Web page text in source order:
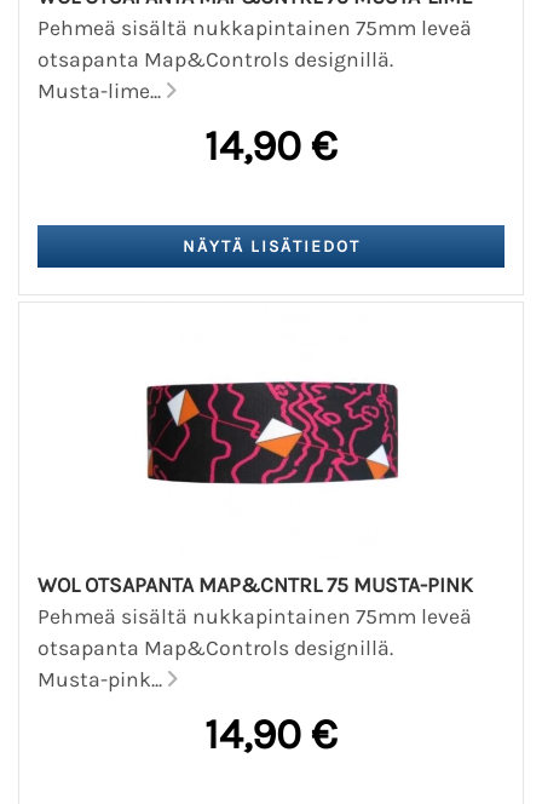
Pehmeä sisältä nukkapintainen 75mm leveä
otsapanta Map&Controls designillä.
Musta-lime...
14,90 €
WOL OTSAPANTA MAP&CNTRL 75 MUSTA-PINK
Pehmeä sisältä nukkapintainen 75mm leveä
otsapanta Map&Controls designillä.
Musta-pink...
14,90 €